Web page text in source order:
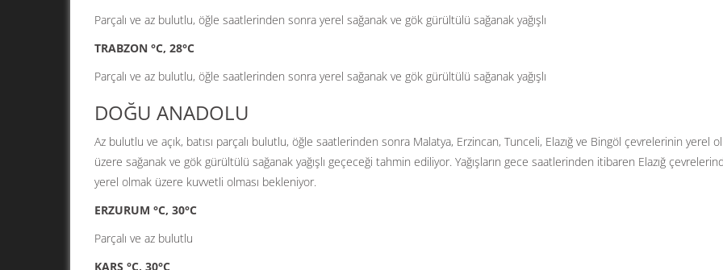
Parçalı ve az bulutlu, öğle saatlerinden sonra yerel sağanak ve gök gürültülü sağanak yağışlı
TRABZON °C, 28°C
Parçalı ve az bulutlu, öğle saatlerinden sonra yerel sağanak ve gök gürültülü sağanak yağışlı
DOĞU ANADOLU
Az bulutlu ve açık, batısı parçalı bulutlu, öğle saatlerinden sonra Malatya, Erzincan, Tunceli, Elazığ ve Bingöl çevrelerinin yerel
üzere sağanak ve gök gürültülü sağanak yağışlı geçeceği tahmin ediliyor. Yağışların gece saatlerinden itibaren Elazığ
yerel olmak üzere kuvvetli olması bekleniyor.
ERZURUM °C, 30°C
Parçalı ve az bulutlu
KARS °C, 30°C